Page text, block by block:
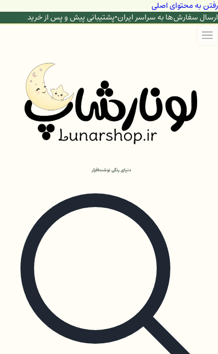
رفتن به محتوای اصلی
ارسال سفارش‌ها به سراسر ایران•پشتیبانی پیش و پس از خرید
دنیای رنگی نوشت‌افزار